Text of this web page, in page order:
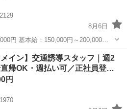
8月6日
円
定残業代：24,416円～50,000円
未経験
メイン】交通誘導スタッフ｜週2
直帰OK・週払い可／正社員登…
円